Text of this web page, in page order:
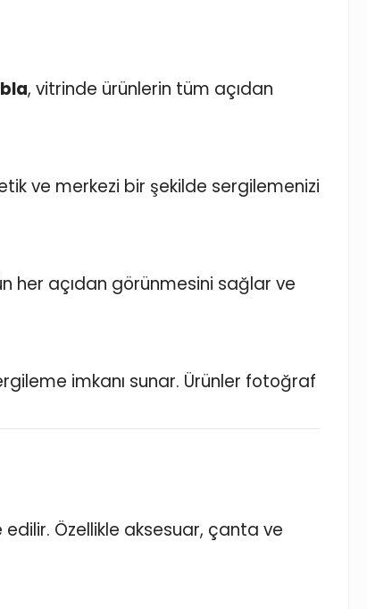
, vitrinde ürünlerin tüm açıdan
ve merkezi bir şekilde sergilemenizi
her açıdan görünmesini sağlar ve
imkanı sunar. Ürünler fotoğraf
Özellikle aksesuar, çanta ve